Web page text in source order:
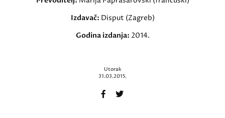
Izdavač: Disput (Zagreb)
Godina izdanja: 2014.
Utorak
31.03.2015.